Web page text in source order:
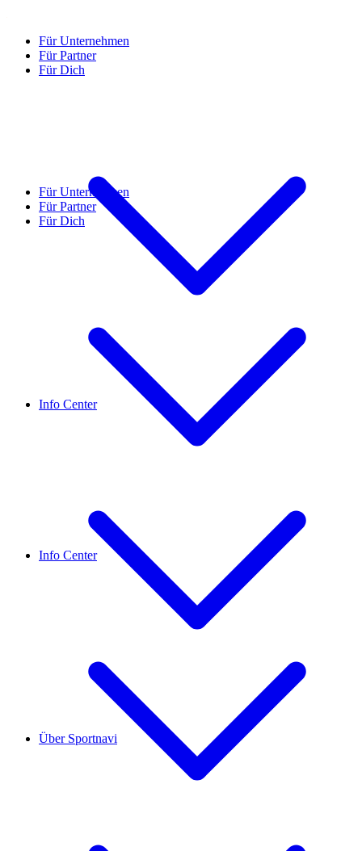
Für Unternehmen
Für Partner
Für Dich
Info Center
Über Sportnavi
Für Unternehmen
Für Partner
Für Dich
Info Center